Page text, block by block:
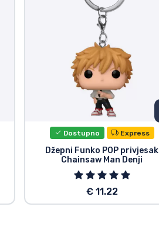
Dostupno Express
Džepni Funko POP privjesak
Chainsaw Man Denji
€ 11.22